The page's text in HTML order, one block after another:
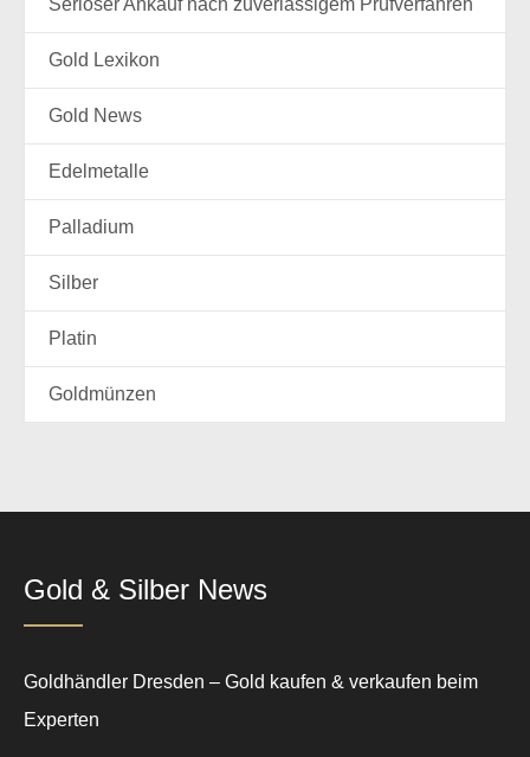
Gold Lexikon
Gold News
Edelmetalle
Palladium
Silber
Platin
Goldmünzen
Gold & Silber News
Goldhändler Dresden – Gold kaufen & verkaufen beim
Experten